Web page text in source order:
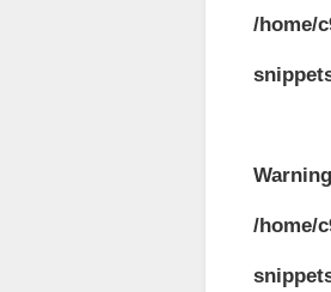
/home/
Warning
/home/